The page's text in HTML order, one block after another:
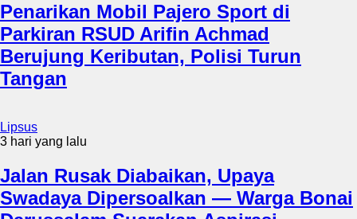
Penarikan Mobil Pajero Sport di
Parkiran RSUD Arifin Achmad
Berujung Keributan, Polisi Turun
Tangan
Lipsus
3 hari yang lalu
Jalan Rusak Diabaikan, Upaya
Swadaya Dipersoalkan — Warga Bonai